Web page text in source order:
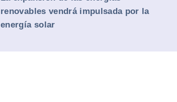
renovables vendrá impulsada por la
energía solar